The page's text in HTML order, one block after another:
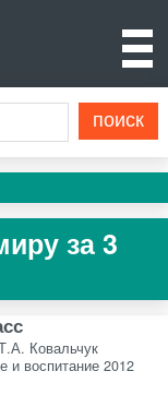
за 3
Ковальчук
и воспитание 2012